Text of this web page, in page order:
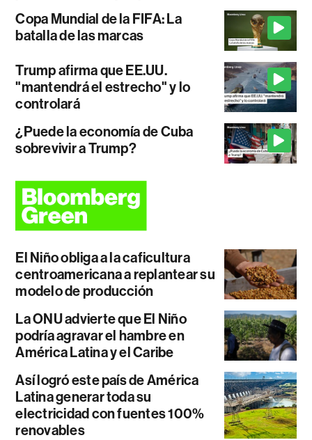
Copa Mundial de la FIFA: La
batalla de las marcas
Trump afirma que EE.UU.
"mantendrá el estrecho" y lo
controlará
¿Puede la economía de Cuba
sobrevivir a Trump?
El Niño obliga a la caficultura
centroamericana a replantear su
modelo de producción
La ONU advierte que El Niño
podría agravar el hambre en
América Latina y el Caribe
Así logró este país de América
Latina generar toda su
electricidad con fuentes 100%
renovables